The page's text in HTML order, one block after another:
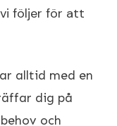
följer för att
alltid med en
dig på
och